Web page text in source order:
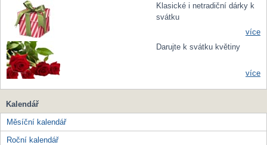
Klasické i netradiční dárky k
svátku
více
Darujte k svátku květiny
více
Kalendář
Měsíční kalendář
Roční kalendář